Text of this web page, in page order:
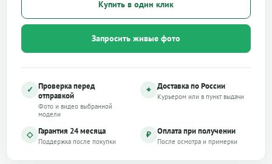
Купить в один клик
Запросить живые фото
✓ Проверка перед
отправкой
Фото и видео выбранной
модели
⌖ Доставка по России
Курьером или в пункт выдачи
◇ Гарантия 24 месяца
Поддержка после покупки
₽ Оплата при получении
После осмотра и примерки